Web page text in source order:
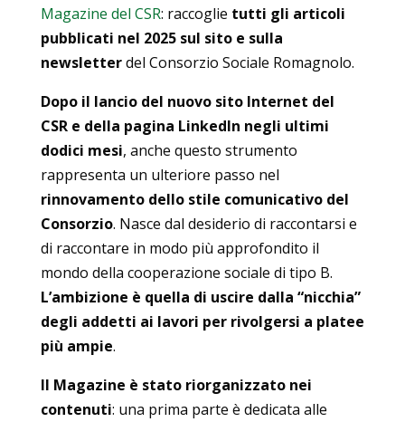
Magazine del CSR: raccoglie tutti gli articoli
pubblicati nel 2025 sul sito e sulla
newsletterdel Consorzio Sociale Romagnolo.
Dopo il lancio del nuovo sito Internet del
CSR e della pagina LinkedIn negli ultimi
dodici mesi, anche questo strumento
rappresenta un ulteriore passo nel
rinnovamento dello stile comunicativo del
Consorzio. Nasce dal desiderio di raccontarsi e
di raccontare in modo più approfondito il
mondo della cooperazione sociale di tipo B.
L’ambizione è quella di uscire dalla “nicchia”
degli addetti ai lavori per rivolgersi a platee
più ampie.
Il Magazine è stato riorganizzato nei
contenuti: una prima parte è dedicata alle